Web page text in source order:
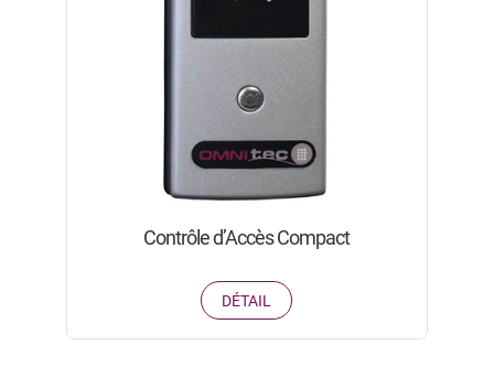
Contrôle d’Accès Compact
DÉTAIL